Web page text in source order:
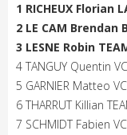
1 RICHEUX Florian
2 LE CAM Brendan
3 LESNE Robin
4 TANGUY Quentin
5 GARNIER Matteo
6 THARRUT Killian
7 SCHMIDT Fabien